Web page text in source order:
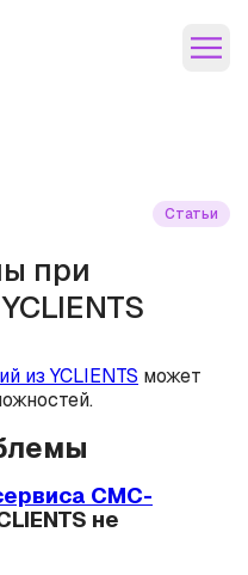
Статьи
при
из YCLIENTS может
СМС-
не